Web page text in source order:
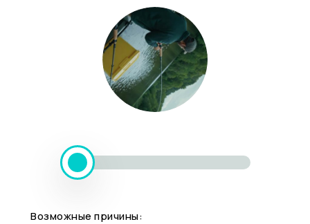
Возможные причины: